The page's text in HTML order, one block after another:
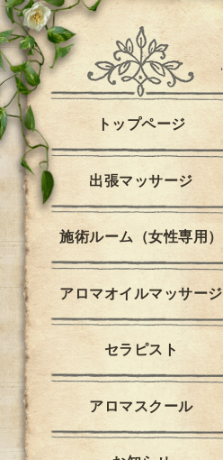
トップページ
出張マッサージ
施術ルーム（女性専用）
アロマオイルマッサージ
セラピスト
アロマスクール